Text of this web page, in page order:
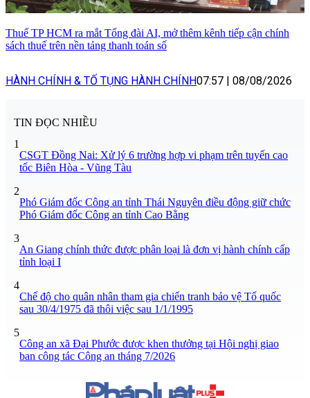
Thuế TP HCM ra mắt Tổng đài AI, mở thêm kênh tiếp cận chính
sách thuế trên nền tảng thanh toán số
HÀNH CHÍNH & TỐ TỤNG HÀNH CHÍNH07:57 | 08/08/2026
TIN ĐỌC NHIỀU
1
CSGT Đồng Nai: Xử lý 6 trường hợp vi phạm trên tuyến cao
tốc Biên Hòa - Vũng Tàu
2
Phó Giám đốc Công an tỉnh Thái Nguyên điều động giữ chức
Phó Giám đốc Công an tỉnh Cao Bằng
3
An Giang chính thức được phân loại là đơn vị hành chính cấp
tỉnh loại I
4
Chế độ cho quân nhân tham gia chiến tranh bảo vệ Tổ quốc
sau 30/4/1975 đã thôi việc sau 1/1/1995
5
Công an xã Đại Phước được khen thưởng tại Hội nghị giao
ban công tác Công an tháng 7/2026